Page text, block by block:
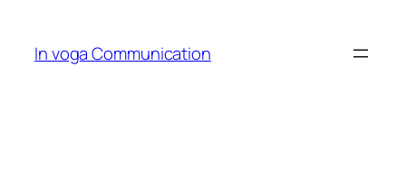
content
In voga Communication